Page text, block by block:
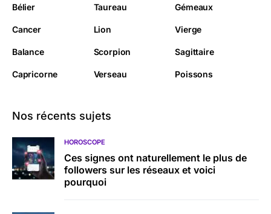
Bélier Taureau Gémeaux
Cancer Lion Vierge
Balance Scorpion Sagittaire
Capricorne Verseau Poissons
Nos récents sujets
HOROSCOPE
Ces signes ont naturellement le plus de
followers sur les réseaux et voici
pourquoi